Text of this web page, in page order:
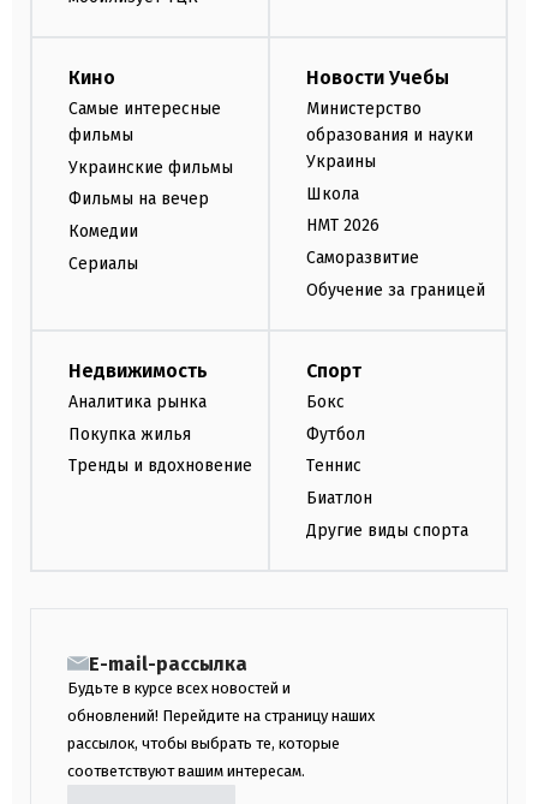
Кино
Самые интересные
фильмы
Украинские фильмы
Фильмы на вечер
Комедии
Сериалы
Новости Учебы
Министерство
образования и науки
Украины
Школа
НМТ 2026
Саморазвитие
Обучение за границей
Недвижимость
Аналитика рынка
Покупка жилья
Тренды и вдохновение
Спорт
Бокс
Футбол
Теннис
Биатлон
Другие виды спорта
E-mail-рассылка
Будьте в курсе всех новостей и
обновлений! Перейдите на страницу наших
рассылок, чтобы выбрать те, которые
соответствуют вашим интересам.